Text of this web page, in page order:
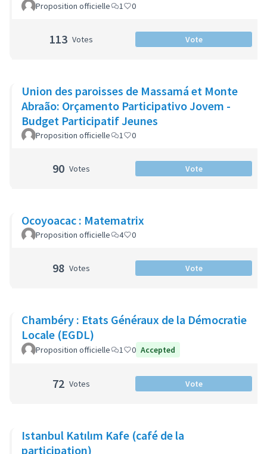
Proposition officielle 1 0
113 Votes Vote
Union des paroisses de Massamá et Monte
Abraão: Orçamento Participativo Jovem -
Budget Participatif Jeunes
Proposition officielle 1 0
90 Votes Vote
Ocoyoacac : Matematrix
Proposition officielle 4 0
98 Votes Vote
Chambéry : Etats Généraux de la Démocratie
Locale (EGDL)
Proposition officielle 1 0 Accepted
72 Votes Vote
Istanbul Katılım Kafe (café de la
participation)